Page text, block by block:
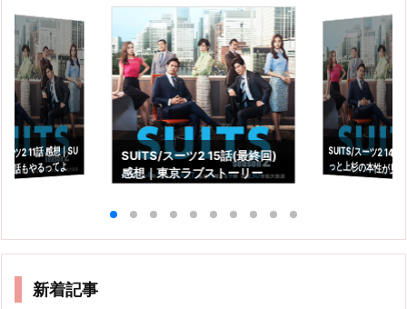
ツ2 11話 感想｜SU
4話もやるってよ
SUITS/スーツ2 15話(最終回)
感想｜東京ラブストーリー
SUITS/スーツ2 14話
っと上杉の本性が
た。
新着記事